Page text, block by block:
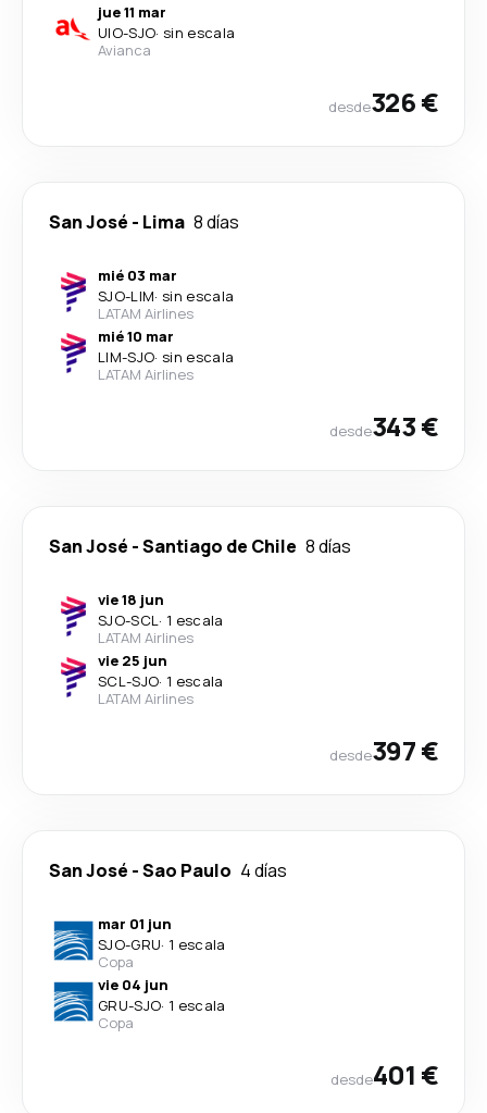
jue 11 mar
UIO-SJO· sin escala
Avianca
desde326 €
San José - Lima 8 días
mié 03 mar
SJO-LIM· sin escala
LATAM Airlines
mié 10 mar
LIM-SJO· sin escala
LATAM Airlines
desde343 €
San José -Santiago de Chile 8 días
vie 18 jun
SJO-SCL· 1 escala
LATAM Airlines
vie 25 jun
SCL-SJO· 1 escala
LATAM Airlines
desde397 €
San José -Sao Paulo 4 días
mar 01 jun
SJO-GRU· 1 escala
Copa
vie 04 jun
GRU-SJO· 1 escala
Copa
desde401 €